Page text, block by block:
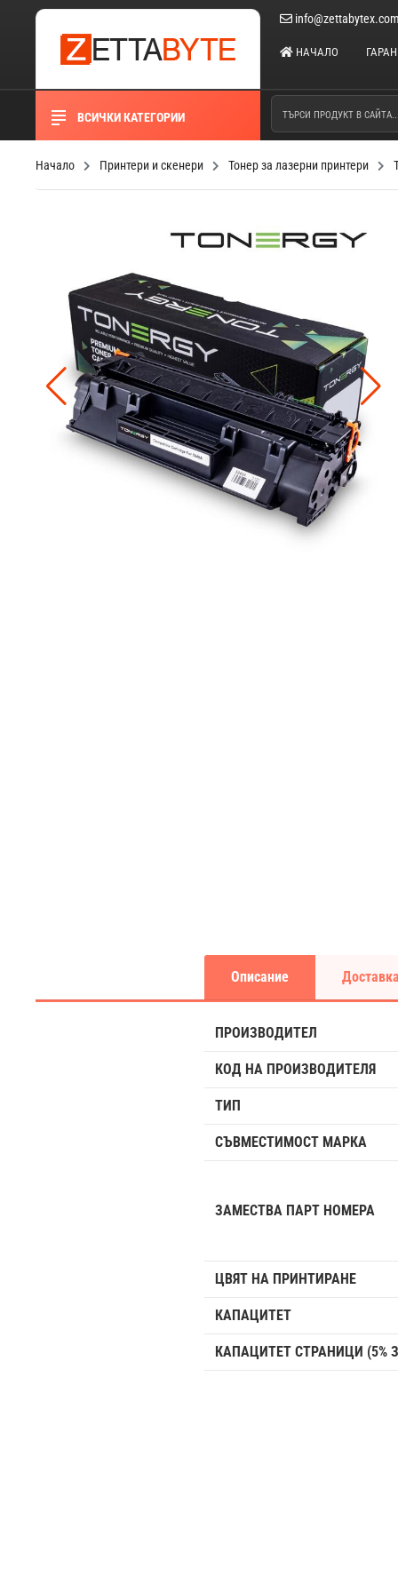
info@zettabytex.com
НАЧАЛО
ВСИЧКИ КАТЕГОРИИ
Начало Принтери и скенери Тонер за лазерни принтери
Описание
ПРОИЗВОДИТЕЛ
КОД НА ПРОИЗВОДИТЕЛЯ
ТИП
СЪВМЕСТИМОСТ МАРКА
ЗАМЕСТВА ПАРТ НОМЕРА
ЦВЯТ НА ПРИНТИРАНЕ
КАПАЦИТЕТ
КАПАЦИТЕТ СТРАНИЦИ (5%